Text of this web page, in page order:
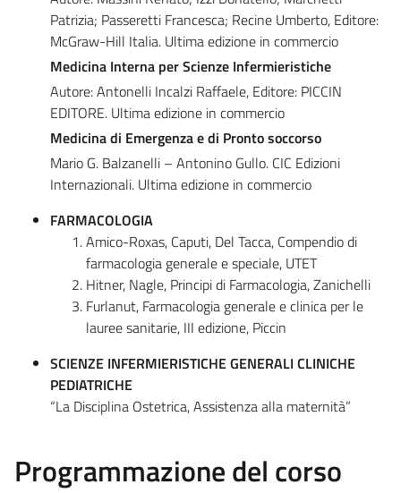
Patrizia; Passeretti Francesca; Recine Umberto, Editore:
McGraw-Hill Italia. Ultima edizione in commercio
Medicina Interna per Scienze Infermieristiche
Autore: Antonelli Incalzi Raffaele, Editore: PICCIN
EDITORE. Ultima edizione in commercio
Medicina di Emergenza e di Pronto soccorso
Mario G. Balzanelli – Antonino Gullo. CIC Edizioni
Internazionali. Ultima edizione in commercio
FARMACOLOGIA
Amico-Roxas, Caputi, Del Tacca, Compendio di
farmacologia generale e speciale, UTET
Hitner, Nagle, Principi di Farmacologia, Zanichelli
Furlanut, Farmacologia generale e clinica per le
lauree sanitarie, III edizione, Piccin
SCIENZE INFERMIERISTICHE GENERALI CLINICHE
PEDIATRICHE
“La Disciplina Ostetrica, Assistenza alla maternità”
Programmazione del corso